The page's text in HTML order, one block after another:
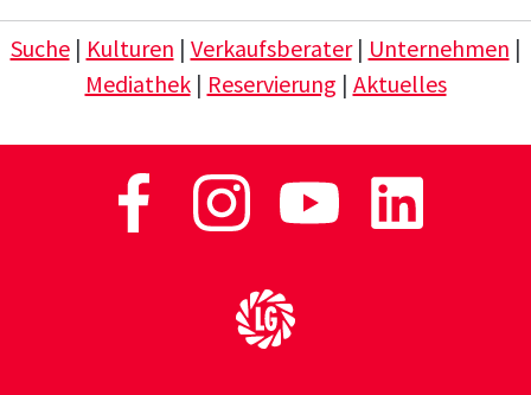
Suche| Kulturen | Verkaufsberater| Unternehmen |
Mediathek| Reservierung | Aktuelles